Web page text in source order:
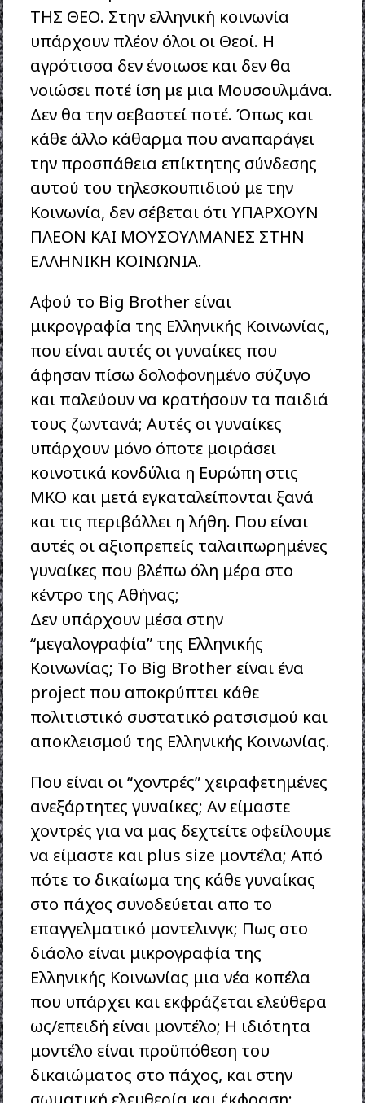
ΤΗΣ ΘΕΟ. Στην ελληνική κοινωνία
υπάρχουν πλέον όλοι οι Θεοί. Η
αγρότισσα δεν ένοιωσε και δεν θα
νοιώσει ποτέ ίση με μια Μουσουλμάνα.
Δεν θα την σεβαστεί ποτέ. Όπως και
κάθε άλλο κάθαρμα που αναπαράγει
την προσπάθεια επίκτητης σύνδεσης
αυτού του τηλεσκουπιδιού με την
Κοινωνία, δεν σέβεται ότι ΥΠΑΡΧΟΥΝ
ΠΛΕΟΝ ΚΑΙ ΜΟΥΣΟΥΛΜΑΝΕΣ ΣΤΗΝ
ΕΛΛΗΝΙΚΗ ΚΟΙΝΩΝΙΑ.
Αφού το Big Brother είναι
μικρογραφία της Ελληνικής Κοινωνίας,
που είναι αυτές οι γυναίκες που
άφησαν πίσω δολοφονημένο σύζυγο
και παλεύουν να κρατήσουν τα παιδιά
τους ζωντανά; Αυτές οι γυναίκες
υπάρχουν μόνο όποτε μοιράσει
κοινοτικά κονδύλια η Ευρώπη στις
ΜΚΟ και μετά εγκαταλείπονται ξανά
και τις περιβάλλει η λήθη. Που είναι
αυτές οι αξιοπρεπείς ταλαιπωρημένες
γυναίκες που βλέπω όλη μέρα στο
κέντρο της Αθήνας;
Δεν υπάρχουν μέσα στην
“μεγαλογραφία” της Ελληνικής
Κοινωνίας; Το Big Brother είναι ένα
project που αποκρύπτει κάθε
πολιτιστικό συστατικό ρατσισμού και
αποκλεισμού της Ελληνικής Κοινωνίας.
Που είναι οι “χοντρές” χειραφετημένες
ανεξάρτητες γυναίκες; Αν είμαστε
χοντρές για να μας δεχτείτε οφείλουμε
να είμαστε και plus size μοντέλα; Από
πότε το δικαίωμα της κάθε γυναίκας
στο πάχος συνοδεύεται απο το
επαγγελματικό μοντελινγκ; Πως στο
διάολο είναι μικρογραφία της
Ελληνικής Κοινωνίας μια νέα κοπέλα
που υπάρχει και εκφράζεται ελεύθερα
ως/επειδή είναι μοντέλο; Η ιδιότητα
μοντέλο είναι προϋπόθεση του
δικαιώματος στο πάχος, και στην